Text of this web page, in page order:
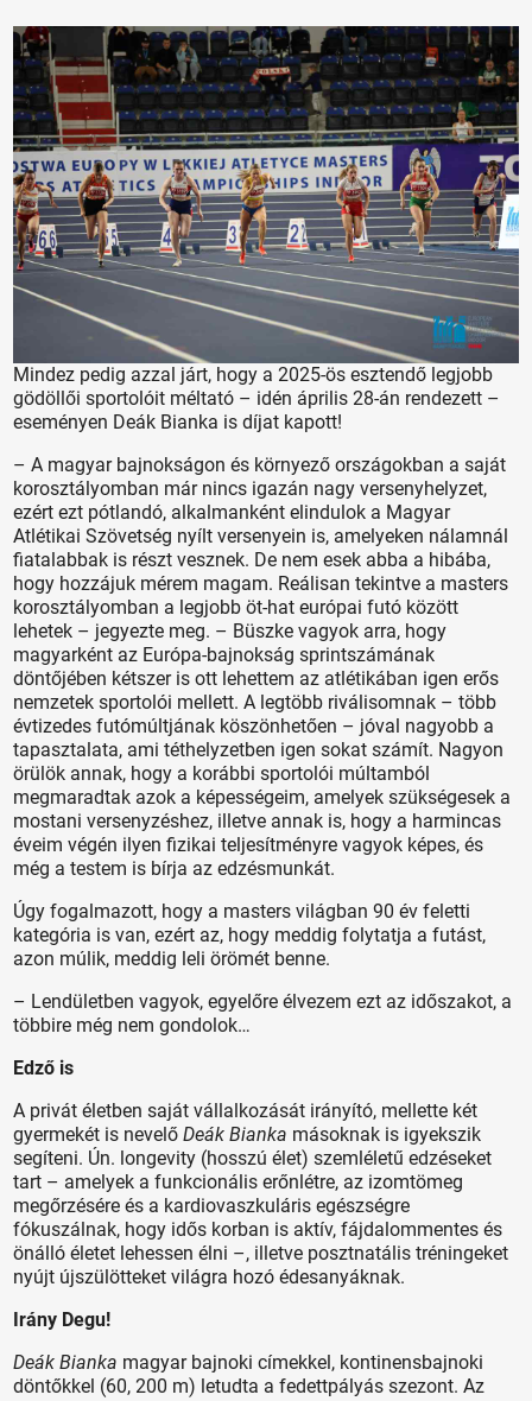
Mindez pedig azzal járt, hogy a 2025-ös esztendő legjobb
gödöllői sportolóit méltató – idén április 28-án rendezett –
eseményen Deák Bianka is díjat kapott!
– A magyar bajnokságon és környező országokban a saját
korosztályomban már nincs igazán nagy versenyhelyzet,
ezért ezt pótlandó, alkalmanként elindulok a Magyar
Atlétikai Szövetség nyílt versenyein is, amelyeken nálamnál
fiatalabbak is részt vesznek. De nem esek abba a hibába,
hogy hozzájuk mérem magam. Reálisan tekintve a masters
korosztályomban a legjobb öt-hat európai futó között
lehetek – jegyezte meg. – Büszke vagyok arra, hogy
magyarként az Európa-bajnokság sprintszámának
döntőjében kétszer is ott lehettem az atlétikában igen erős
nemzetek sportolói mellett. A legtöbb riválisomnak – több
évtizedes futómúltjának köszönhetően – jóval nagyobb a
tapasztalata, ami téthelyzetben igen sokat számít. Nagyon
örülök annak, hogy a korábbi sportolói múltamból
megmaradtak azok a képességeim, amelyek szükségesek a
mostani versenyzéshez, illetve annak is, hogy a harmincas
éveim végén ilyen fizikai teljesítményre vagyok képes, és
még a testem is bírja az edzésmunkát.
Úgy fogalmazott, hogy a masters világban 90 év feletti
kategória is van, ezért az, hogy meddig folytatja a futást,
azon múlik, meddig leli örömét benne.
– Lendületben vagyok, egyelőre élvezem ezt az időszakot, a
többire még nem gondolok…
Edző is
A privát életben saját vállalkozását irányító, mellette két
gyermekét is nevelőDeák Bianka másoknak is igyekszik
segíteni. Ún. longevity (hosszú élet) szemléletű edzéseket
tart – amelyek a funkcionális erőnlétre, az izomtömeg
megőrzésére és a kardiovaszkuláris egészségre
fókuszálnak, hogy idős korban is aktív, fájdalommentes és
önálló életet lehessen élni –, illetve posztnatális tréningeket
nyújt újszülötteket világra hozó édesanyáknak.
Irány Degu!
Deák Bianka magyar bajnoki címekkel, kontinensbajnoki
döntőkkel (60, 200 m) letudta a fedettpályás szezont. Az